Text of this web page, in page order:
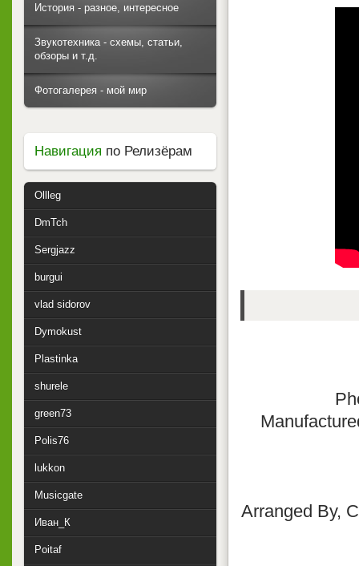
Arranged By,
История - разное, интересное
Звукотехника - схемы, статьи,
обзоры и т.д.
Фотогалерея - мой мир
Навигация по Релизёрам
Ollleg
DmTch
Sergjazz
burgui
vlad sidorov
Dymokust
Plastinka
shurele
green73
Polis76
lukkon
Musicgate
Иван_К
Poitaf